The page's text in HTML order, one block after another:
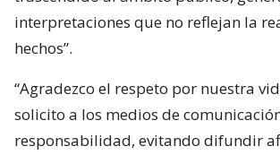
interpretaciones que no reflejan la
hechos”.
“Agradezco el respeto por nuestra
solicito a los medios de
responsabilidad, evitando difundir